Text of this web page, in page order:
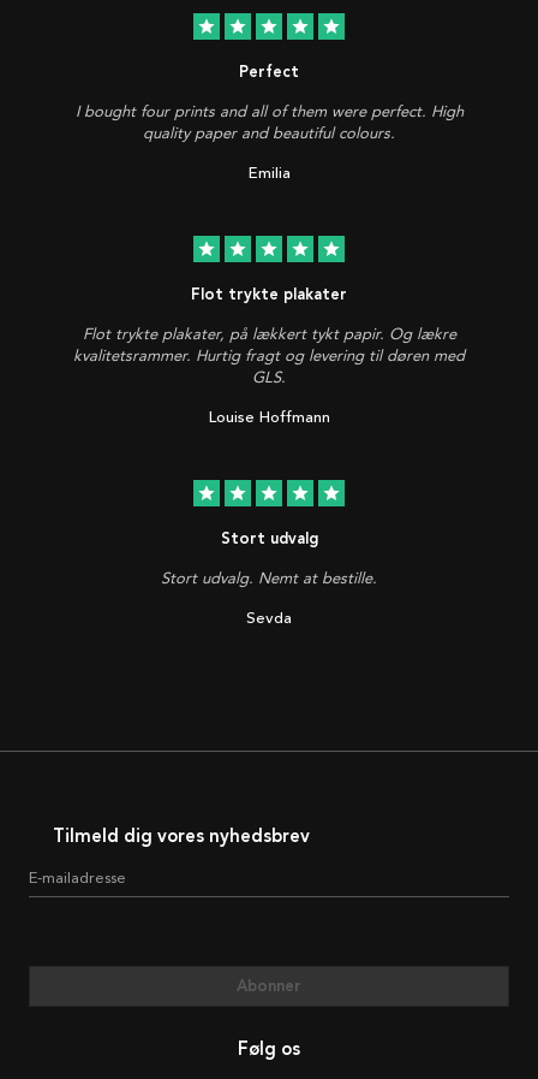
star star star star star
Perfect
I bought four prints and all of them were perfect. High
quality paper and beautiful colours.
Emilia
star star star star star
Flot trykte plakater
Flot trykte plakater, på lækkert tykt papir. Og lækre
kvalitetsrammer. Hurtig fragt og levering til døren med
GLS.
Louise Hoffmann
star star star star star
Stort udvalg
Stort udvalg. Nemt at bestille.
Sevda
Tilmeld dig vores nyhedsbrev
E-mailadresse
Abonner
Følg os